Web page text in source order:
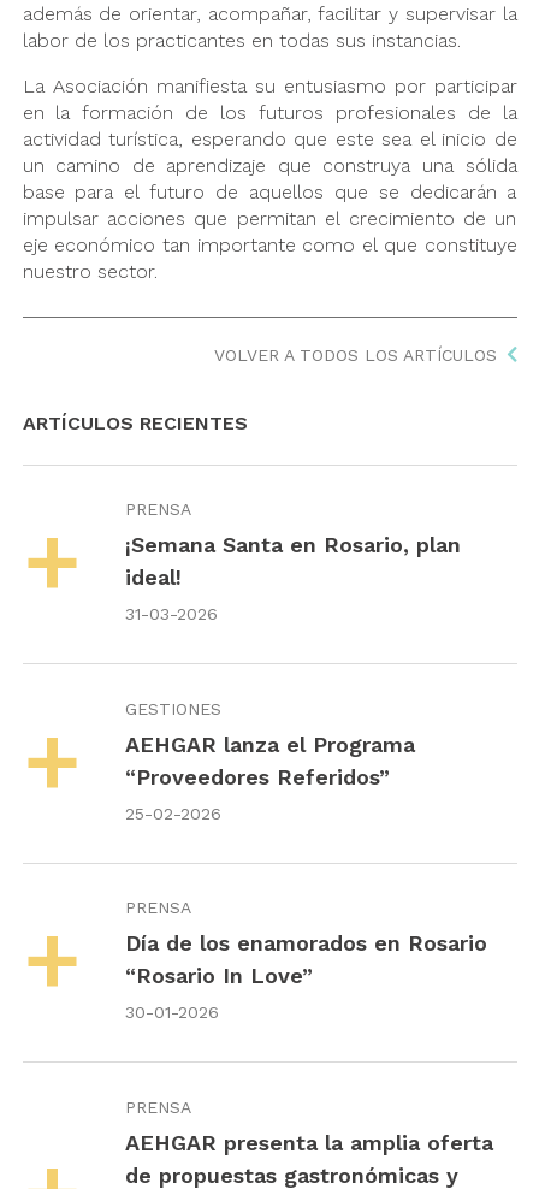
además de orientar, acompañar, facilitar y supervisar la
labor de los practicantes en todas sus instancias.
La Asociación manifiesta su entusiasmo por participar
en la formación de los futuros profesionales de la
actividad turística, esperando que este sea el inicio de
un camino de aprendizaje que construya una sólida
base para el futuro de aquellos que se dedicarán a
impulsar acciones que permitan el crecimiento de un
eje económico tan importante como el que constituye
nuestro sector.
VOLVER A TODOS LOS ARTÍCULOS
ARTÍCULOS RECIENTES
PRENSA
¡Semana Santa en Rosario, plan
ideal!
31-03-2026
GESTIONES
AEHGAR lanza el Programa
“Proveedores Referidos”
25-02-2026
PRENSA
Día de los enamorados en Rosario
“Rosario In Love”
30-01-2026
PRENSA
AEHGAR presenta la amplia oferta
de propuestas gastronómicas y